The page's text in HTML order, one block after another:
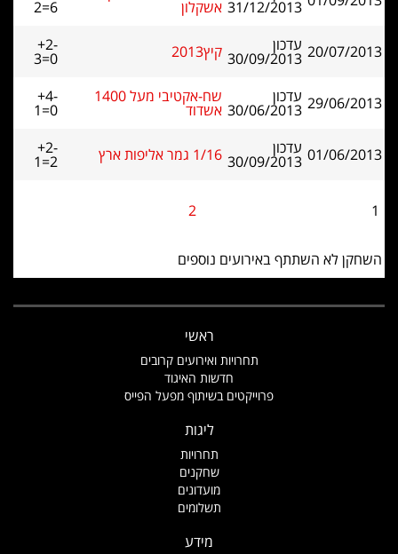
31/12/2013 אשקלון 2=6
20/07/2013 עדכון
30/09/2013 קיץ2013 +2-
3=0
29/06/2013 עדכון
30/06/2013
שח-אקטיבי מעל 1400
אשדוד
+4-
1=0
01/06/2013 עדכון
30/09/2013 1/16 גמר אליפות ארץ +2-
1=2
1
2
השחקן לא השתתף באירועים נוספים
ראשי
תחרויות ואירועים קרובים
חדשות האיגוד
פרוייקטים בשיתוף מפעל הפייס
ליגות
תחרויות
שחקנים
מועדונים
תשלומים
מידע